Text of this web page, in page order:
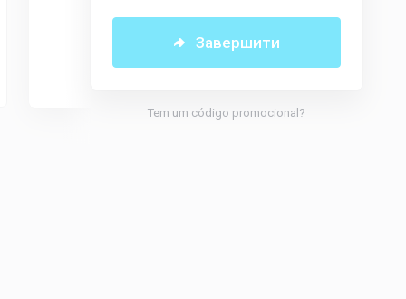
Selecionar
Завершити
Tem um código promocional?